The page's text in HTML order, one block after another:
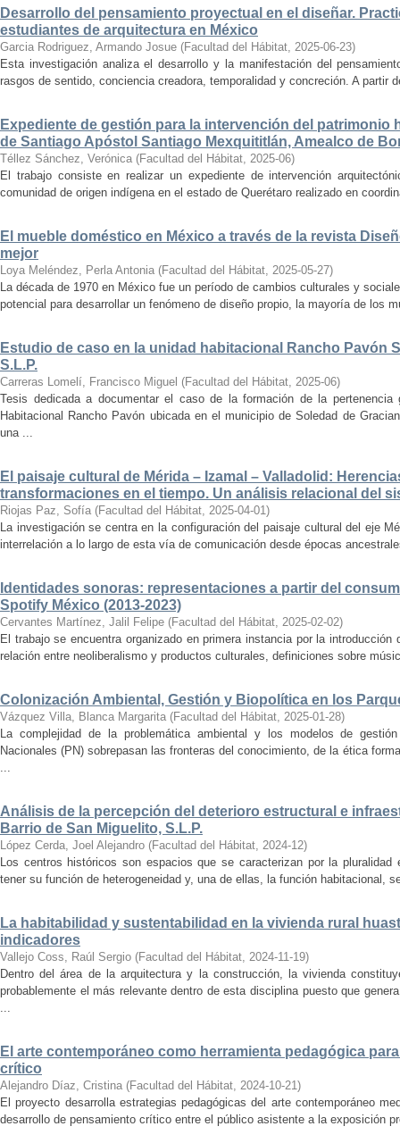
Desarrollo del pensamiento proyectual en el diseñar.
estudiantes de arquitectura en México
Garcia Rodriguez, Armando Josue (Facultad del Hábitat, 2025-06-23)
Esta investigación analiza el desarrollo y la manifestación del
rasgos de sentido, conciencia creadora, temporalidad y concreción. A partir
Expediente de gestión para la intervención del patrimonio
de Santiago Apóstol Santiago Mexquititlán, Amealco de
Téllez Sánchez, Verónica (Facultad del Hábitat, 2025-06)
El trabajo consiste en realizar un expediente de intervención
comunidad de origen indígena en el estado de Querétaro realizado en
El mueble doméstico en México a través de la revista
mejor
Loya Meléndez, Perla Antonia (Facultad del Hábitat, 2025-05-27)
La década de 1970 en México fue un período de cambios culturales y
potencial para desarrollar un fenómeno de diseño propio, la mayoría de los
Estudio de caso en la unidad habitacional Rancho Pavón
S.L.P.
Carreras Lomelí, Francisco Miguel (Facultad del Hábitat, 2025-06)
Tesis dedicada a documentar el caso de la formación de la
Habitacional Rancho Pavón ubicada en el municipio de Soledad de
una ...
El paisaje cultural de Mérida – Izamal – Valladolid:
transformaciones en el tiempo. Un análisis relacional del
Riojas Paz, Sofía (Facultad del Hábitat, 2025-04-01)
La investigación se centra en la configuración del paisaje cultural del eje
interrelación a lo largo de esta vía de comunicación desde épocas
Identidades sonoras: representaciones a partir del
Spotify México (2013-2023)
Cervantes Martínez, Jalil Felipe (Facultad del Hábitat, 2025-02-02)
El trabajo se encuentra organizado en primera instancia por la
relación entre neoliberalismo y productos culturales, definiciones sobre
Colonización Ambiental, Gestión y Biopolítica en los
Vázquez Villa, Blanca Margarita (Facultad del Hábitat, 2025-01-28)
La complejidad de la problemática ambiental y los modelos de
Nacionales (PN) sobrepasan las fronteras del conocimiento, de la ética
...
Análisis de la percepción del deterioro estructural e
Barrio de San Miguelito, S.L.P.
López Cerda, Joel Alejandro (Facultad del Hábitat, 2024-12)
Los centros históricos son espacios que se caracterizan por la
tener su función de heterogeneidad y, una de ellas, la función habitacional,
La habitabilidad y sustentabilidad en la vivienda rural
indicadores
Vallejo Coss, Raúl Sergio (Facultad del Hábitat, 2024-11-19)
Dentro del área de la arquitectura y la construcción, la vivienda
probablemente el más relevante dentro de esta disciplina puesto que
...
El arte contemporáneo como herramienta pedagógica
crítico
Alejandro Díaz, Cristina (Facultad del Hábitat, 2024-10-21)
El proyecto desarrolla estrategias pedagógicas del arte contemporáneo
desarrollo de pensamiento crítico entre el público asistente a la exposición